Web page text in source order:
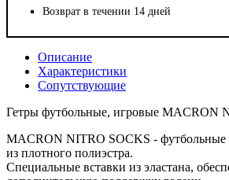
Возврат в течении 14 дней
Описание
Характеристики
Сопутствующие
Гетры футбольные, игровые MACRON
MACRON NITRO SOCKS - футбольные
из плотного полиэстра.
Специальные вставки из эластана,